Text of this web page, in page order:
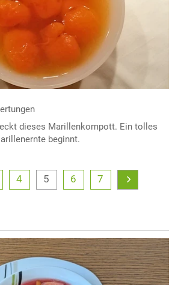
dieses Marillenkompott. Ein tolles
beginnt.
4 5 6 7